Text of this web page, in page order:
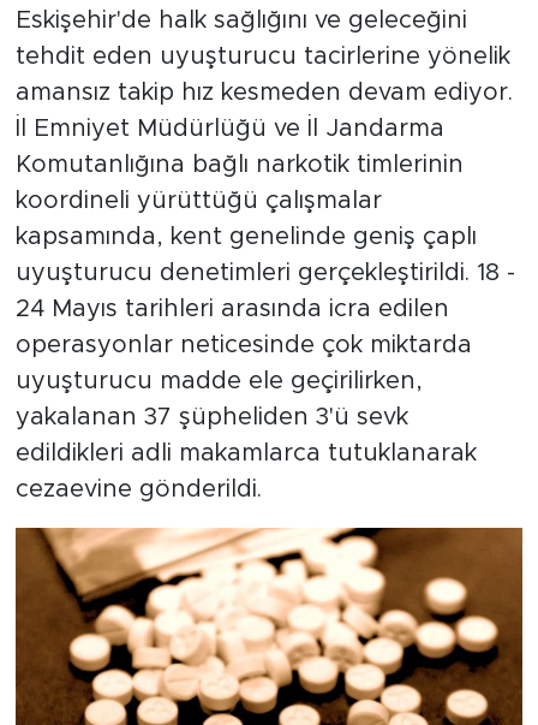
Eskişehir'de halk sağlığını ve geleceğini
tehdit eden uyuşturucu tacirlerine yönelik
amansız takip hız kesmeden devam ediyor.
İl Emniyet Müdürlüğü ve İl Jandarma
Komutanlığına bağlı narkotik timlerinin
koordineli yürüttüğü çalışmalar
kapsamında, kent genelinde geniş çaplı
uyuşturucu denetimleri gerçekleştirildi. 18 -
24 Mayıs tarihleri arasında icra edilen
operasyonlar neticesinde çok miktarda
uyuşturucu madde ele geçirilirken,
yakalanan 37 şüpheliden 3'ü sevk
edildikleri adli makamlarca tutuklanarak
cezaevine gönderildi.